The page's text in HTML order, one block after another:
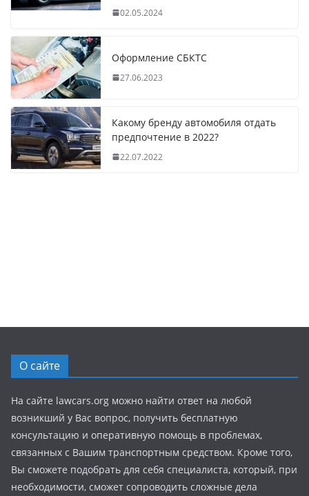
02.05.2024
Оформление СБКТС
27.06.2023
Какому бренду автомобиля отдать
предпочтение в 2022?
22.07.2022
О сайте
На сайте lawcars.org можно найти ответ на любой
возникший у Вас вопрос, получить бесплатную
консультацию и оперативную помощь в проблемах,
связанных с Вашим транспортным средством. Кроме того,
Вы сможете подобрать для себя специалиста, который, при
необходимости, сможет сопроводить сложные дела